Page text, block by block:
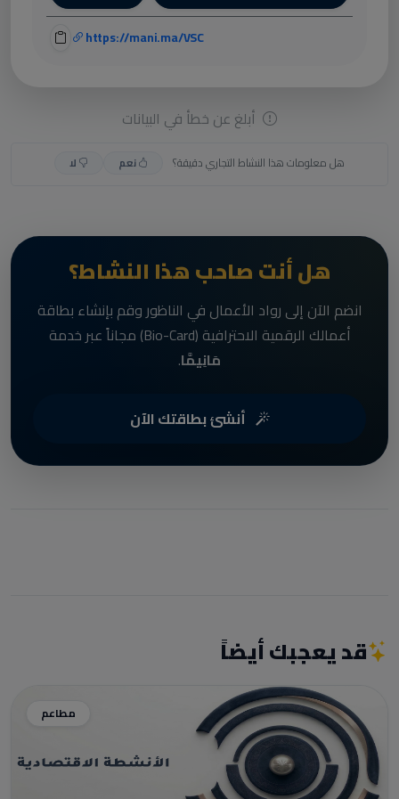
https://mani.ma/VSC
أبلغ عن خطأ في البيانات
هل معلومات هذا النشاط التجاري دقيقة؟ نعم لا
هل أنت صاحب هذا النشاط؟
انضم الآن إلى رواد الأعمال في الناظور وقم بإنشاء بطاقة
أعمالك الرقمية الاحترافية (Bio-Card) مجاناً عبر خدمة
مَانِيمَّا.
أنشئ بطاقتك الآن
قد يعجبك أيضاً
مطاعم